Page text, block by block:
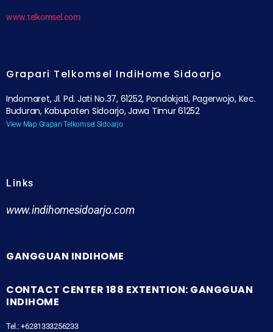
www.telkomsel.com
Grapari Telkomsel IndiHome Sidoarjo
Indomaret, Jl. Pd. Jati No.37, 61252, Pondokjati, Pagerwojo, Kec.
Buduran, Kabupaten Sidoarjo, Jawa Timur 61252
View Map Grapari Telkomsel Sidoarjo
Links
www.indihomesidoarjo.com
GANGGUAN INDIHOME
CONTACT CENTER 188 EXTENTION: GANGGUAN
INDIHOME
Tel.: +6281333256233